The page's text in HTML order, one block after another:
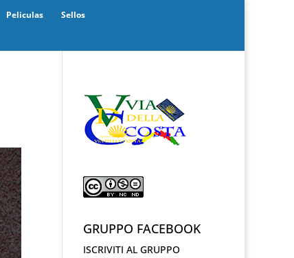
Peliculas
Sellos
GRUPPO FACEBOOK
ISCRIVITI AL GRUPPO